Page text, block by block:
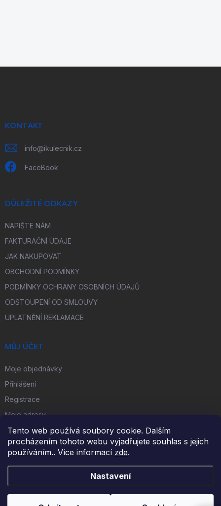
Tento web používá soubory cookie. Dalším
procházením tohoto webu vyjadřujete souhlas s jejich
používáním.. Více informací zde.
Nastavení
KONTAKT
info@ikulecnik.cz
FaceBook
DŮLEŽITÉ ODKAZY
NAPIŠTE NÁM
FAKTURAČNÍ ÚDAJE
JAK NAKUPOVAT
OBCHODNÍ PODMÍNKY
PODMÍNKY OCHRANY OSOBNÍCH ÚDAJŮ
ODSTOUPENÍ OD SMLOUVY
UPLATNĚNÍ REKLAMACE
MŮJ ÚČET
Moje objednávky
Přihlášení
Registrace
Moje adresy
FACEBOOK
Copyright 2026 . Všechna práva vyhrazena.